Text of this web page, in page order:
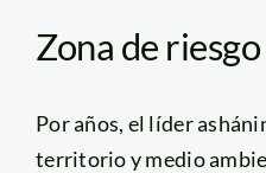
Zona de riesgo
Por años, el líder
territorio y medio